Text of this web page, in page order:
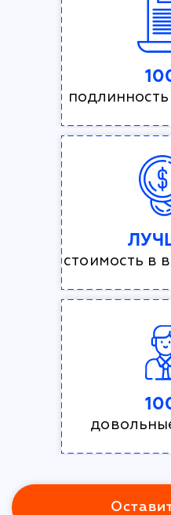
стоимость в